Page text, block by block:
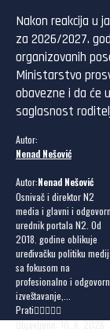
Nakon reakcija u
za 2026/2027.
organizovanih
Ministarstvo
obavezne i da će
saglasnost
Autor:
Nenad Nešović
Autor:Nenad Nešović
Osnivač i direktor N2
media i glavni i
urednik portala N2. Od
2018. godine oblikuje
uređivačku politiku
sa fokusom na
profesionalno i
izveštavanje,...
Prati
Objavljeno: 10. 6. 2026.